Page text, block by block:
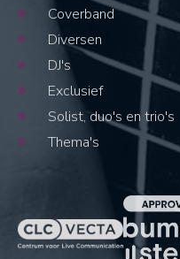
Coverband
Diversen
DJ's
Exclusief
Solist, duo's en trio's
Thema's